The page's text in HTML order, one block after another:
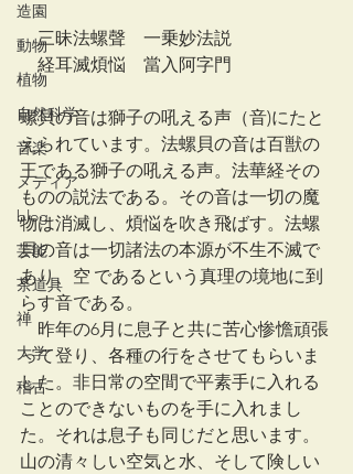
造園
動物
植物
自然科学
音楽
メディア
blog
芸能
茶道具
禅
大学
稽古
三昧法螺聲　一乗妙法説
経耳滅煩悩　當入阿字門
螺貝の音は獅子の吼える声（音)にたと
えられています。法螺貝の音は百獣の
王である獅子の吼える声。法華経その
ものの説法である。その音は一切の魔
物は消滅し、煩悩を吹き飛ばす。法螺
貝の音は一切諸法の本源が不生不滅で
あり、空 であるという真理の境地に到
らす音である。
昨年の6月に息子と共に苦心惨憺頑張
って登り、各種の行をさせてもらいま
した。非日常の空間で平素手に入れる
ことのできないものを手に入れまし
た。それは息子も同じだと思います。
山の清々しい空気と水、そして険しい